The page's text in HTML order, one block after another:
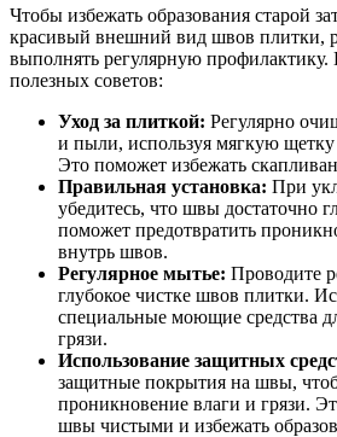
Чтобы избежать образования старой
красивый внешний вид швов плитки,
выполнять регулярную профилактику.
полезных советов:
Уход за плиткой: Регулярно
и пыли, используя мягкую
Это поможет избежать
Правильная установка: При
убедитесь, что швы достаточно
поможет предотвратить
внутрь швов.
Регулярное мытье: Проводите
глубокое чистке швов плитки.
специальные моющие средства
грязи.
Использование защитных
защитные покрытия на швы,
проникновение влаги и грязи.
швы чистыми и избежать